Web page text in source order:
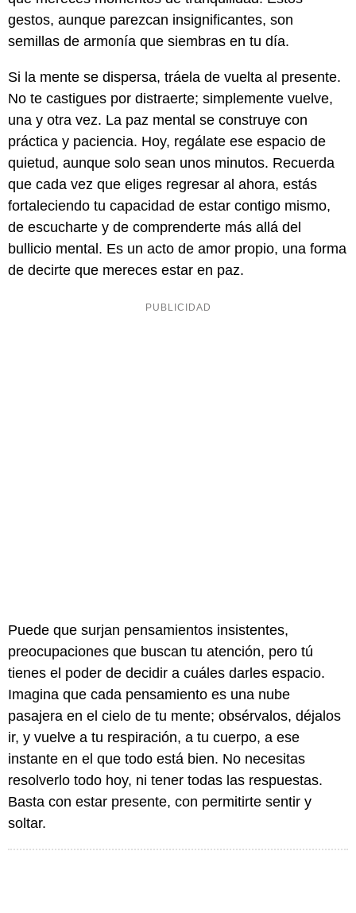
gestos, aunque parezcan insignificantes, son
semillas de armonía que siembras en tu día.
Si la mente se dispersa, tráela de vuelta al presente.
No te castigues por distraerte; simplemente vuelve,
una y otra vez. La paz mental se construye con
práctica y paciencia. Hoy, regálate ese espacio de
quietud, aunque solo sean unos minutos. Recuerda
que cada vez que eliges regresar al ahora, estás
fortaleciendo tu capacidad de estar contigo mismo,
de escucharte y de comprenderte más allá del
bullicio mental. Es un acto de amor propio, una forma
de decirte que mereces estar en paz.
Puede que surjan pensamientos insistentes,
preocupaciones que buscan tu atención, pero tú
tienes el poder de decidir a cuáles darles espacio.
Imagina que cada pensamiento es una nube
pasajera en el cielo de tu mente; obsérvalos, déjalos
ir, y vuelve a tu respiración, a tu cuerpo, a ese
instante en el que todo está bien. No necesitas
resolverlo todo hoy, ni tener todas las respuestas.
Basta con estar presente, con permitirte sentir y
soltar.